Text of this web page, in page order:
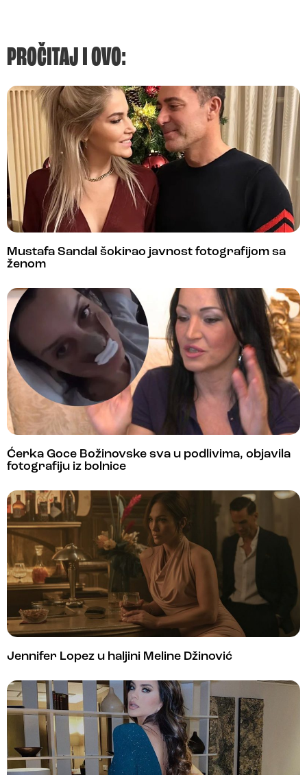
PROČITAJ I OVO:
Mustafa Sandal šokirao javnost fotografijom sa
ženom
Ćerka Goce Božinovske sva u podlivima, objavila
fotografiju iz bolnice
Jennifer Lopez u haljini Meline Džinović